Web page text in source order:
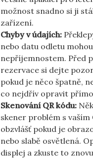
možnost snadno si ji
zařízení.
Chyby v údajích:
nebo datu odletu
nepříjemnostem. Před
rezervace si dejte
pokud je něco špatně,
co nejdřív opravit
Skenování QR kódu:
skener problém s vaším
obzvlášť pokud je
nebo slabě osvětlená.
displej a zkuste to